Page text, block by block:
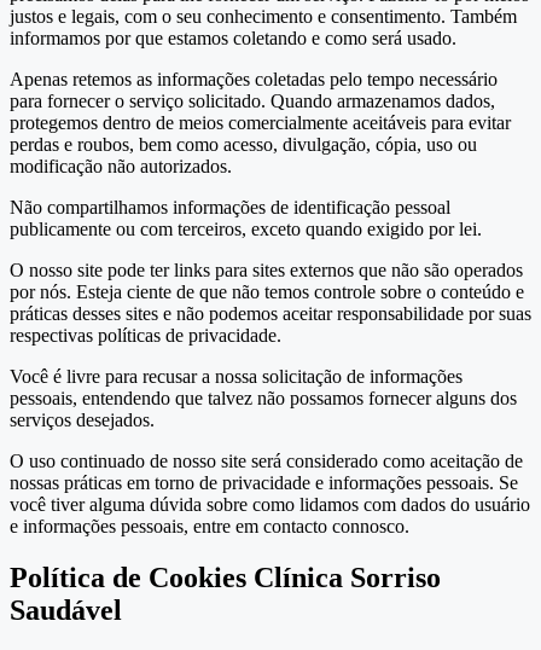
justos e legais, com o seu conhecimento e consentimento. Também
informamos por que estamos coletando e como será usado.
Apenas retemos as informações coletadas pelo tempo necessário
para fornecer o serviço solicitado. Quando armazenamos dados,
protegemos dentro de meios comercialmente aceitáveis ​​para evitar
perdas e roubos, bem como acesso, divulgação, cópia, uso ou
modificação não autorizados.
Não compartilhamos informações de identificação pessoal
publicamente ou com terceiros, exceto quando exigido por lei.
O nosso site pode ter links para sites externos que não são operados
por nós. Esteja ciente de que não temos controle sobre o conteúdo e
práticas desses sites e não podemos aceitar responsabilidade por suas
respectivas políticas de privacidade.
Você é livre para recusar a nossa solicitação de informações
pessoais, entendendo que talvez não possamos fornecer alguns dos
serviços desejados.
O uso continuado de nosso site será considerado como aceitação de
nossas práticas em torno de privacidade e informações pessoais. Se
você tiver alguma dúvida sobre como lidamos com dados do usuário
e informações pessoais, entre em contacto connosco.
Política de Cookies Clínica Sorriso
Saudável